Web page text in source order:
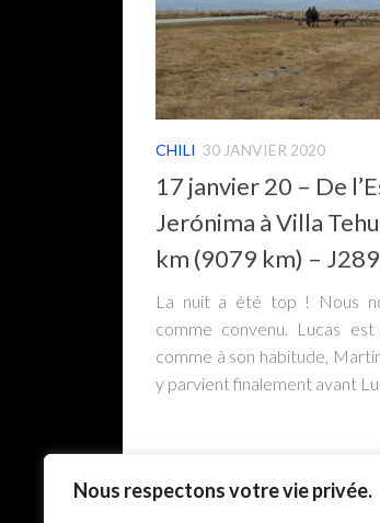
Nous respectons votre vie privée.
CHILI 30 JANVIER 2020
17 janvier 20 – De
Jerónima à Villa
km (9079 km) – J289
La nuit a été top ! Nous
comme convenu. Lucas
comme à son habitude,
y parvient finalement avant